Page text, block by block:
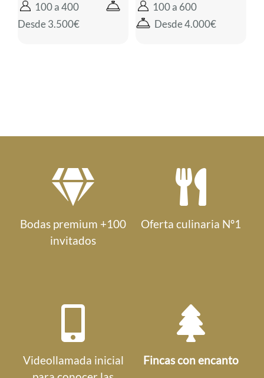
100 a 400
Desde 3.500€
100 a 600
Desde 4.000€
Bodas premium +100
invitados
Oferta culinaria Nº1
Videollamada inicial
Fincas con encanto